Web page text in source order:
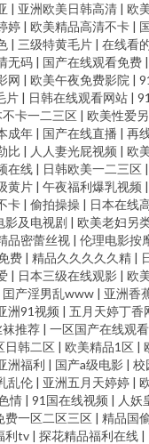
| 亚洲欧美日韩高清 | 欧
婷 | 欧美精品高清不卡 |
| 三级特黄毛片 | 在线看
无码 | 国产在线观看免费 |
网 | 欧美午夜免费影院 |
片 | 日韩在线观看网站 |
不卡一二三区 | 欧美性爱
成年 | 国产在线直播 | 再
比 | 人人妻光屁视频 | 欧
在线 | 日韩欧美一二三区 |
黄片 | 午夜福利爆乳视频 |
卡 | 偷拍操操 | 日本在线
影及电视剧 | 欧美老妇另
品密蕾丝视 | 伦理电影按
费 | 精品久久久久久精 |
| 日本三级在线观影 | 欧
囯产淫男乱www | 亚洲香
洲91视频 | 五月天婷丁香
推荐 | 一区国产在线观看
日韩二区 | 欧美精品1区 |
洲福利 | 国产a级电影 | 校
乱伦 | 亚洲五月天婷婷 |
情 | 91国在线视频 | 人妖
费一区二区三区 | 精品国
利tv | 探花精品福利在线 |